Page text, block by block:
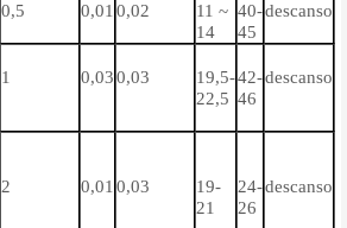
0,5 0,01 0,02
11 ~
14
40-
45
descanso
1 0,03 0,03
19,5-
22,5
42-
46
descanso
2 0,01 0,03
19-
21
24-
26
descanso